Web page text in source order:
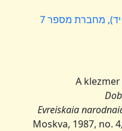
מחברת מספר 7
A
Evreiskaia
Moskva, 1987,